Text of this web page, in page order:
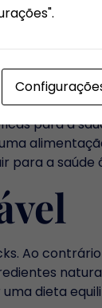
de
agradável e
para a
para a saúde
Ao
dieta